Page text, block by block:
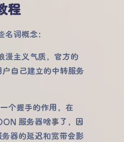
程
词概念：
漫主义气质，官方的
自己建立的中转服务
个握手的作用，在
服务器啥事了，因
器的延迟和宽带会影